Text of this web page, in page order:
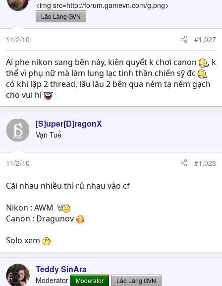
<img src=http://forum.gamevn.com/g.png>
Lão Làng GVN
11/2/10 #1,027
Ai phe nikon sang bên này, kiên quyết k chơi canon
, k
thể vì phụ nữ mà làm lung lạc tinh thần chiến sỹ đc
có khi lập 2 thread, lâu lâu 2 bên qua ném tạ ném gạch
cho vui hí
[S]uper[D]ragonX
Vạn Tuế
11/2/10 #1,028
Cãi nhau nhiều thì rủ nhau vào cf
Nikon : AWM
Canon : Dragunov
Solo xem
Teddy SinAra
Moderator Moderator Lão Làng GVN